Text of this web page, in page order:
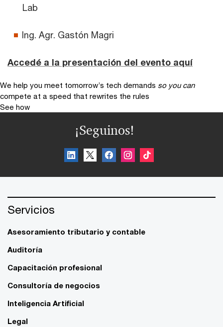
Lab
Ing. Agr. Gastón Magri
Accedé a la presentación del evento aquí
We help you meet tomorrow’s tech demands so you can
compete at a speed that rewrites the rules
See how
¡Seguinos!
Servicios
Asesoramiento tributario y contable
Auditoría
Capacitación profesional
Consultoría de negocios
Inteligencia Artificial
Legal